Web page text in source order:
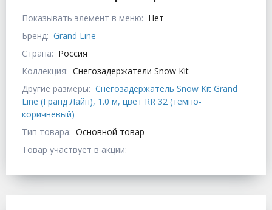
Показывать элемент в меню: Нет
Бренд: Grand Line
Страна: Россия
Коллекция: Снегозадержатели Snow Kit
Другие размеры: Снегозадержатель Snow Kit Grand
Line (Гранд Лайн), 1.0 м, цвет RR 32 (темно-
коричневый)
Тип товара: Основной товар
Товар участвует в акции: